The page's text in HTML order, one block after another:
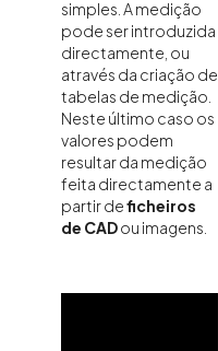
simples. A medição
pode ser introduzida
directamente, ou
através da criação de
tabelas de medição.
Neste último caso os
valores podem
resultar da medição
feita directamente a
partir deficheiros
de CADou imagens.